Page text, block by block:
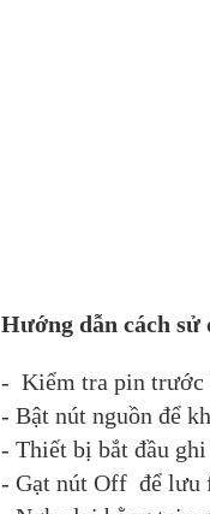
Hướng dẫn cách sử
- Kiểm tra pin trước
- Bật nút nguồn để
- Thiết bị bắt đầu ghi
- Gạt nút Off để lưu